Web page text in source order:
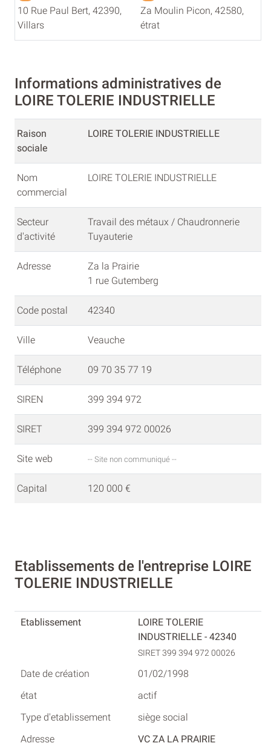
10 Rue Paul Bert, 42390,
Villars
Za Moulin Picon, 42580,
étrat
Informations administratives de
LOIRE TOLERIE INDUSTRIELLE
Raison
sociale
LOIRE TOLERIE INDUSTRIELLE
Nom
commercial
LOIRE TOLERIE INDUSTRIELLE
Secteur
d'activité
Travail des métaux / Chaudronnerie
Tuyauterie
Adresse
Za la Prairie
1 rue Gutemberg
Code postal 42340
Ville Veauche
Téléphone 09 70 35 77 19
SIREN 399 394 972
SIRET 399 394 972 00026
Site web -- Site non communiqué --
Capital 120 000 €
Etablissements de l'entreprise LOIRE
TOLERIE INDUSTRIELLE
LOIRE TOLERIE
INDUSTRIELLE - 42340
SIRET 399 394 972 00026
01/02/1998
actif
siège social
VC ZA LA PRAIRIE